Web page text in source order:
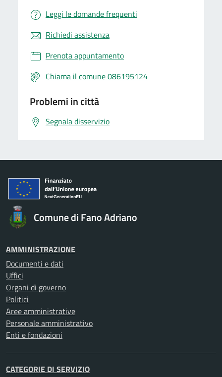
Leggi le domande frequenti
Richiedi assistenza
Prenota appuntamento
Chiama il comune 086195124
Problemi in città
Segnala disservizio
Comune di Fano Adriano
AMMINISTRAZIONE
Documenti e dati
Uffici
Organi di governo
Politici
Aree amministrative
Personale amministrativo
Enti e fondazioni
CATEGORIE DI SERVIZIO